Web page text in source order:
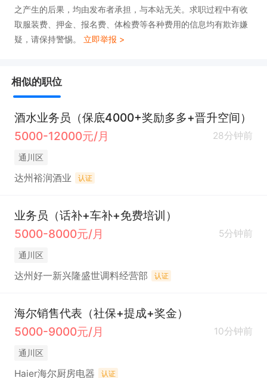
之产生的后果，均由发布者承担，与本站无关。求职过程中有收
取服装费、押金、报名费、体检费等各种费用的信息均有欺诈嫌
疑，请保持警惕。 立即举报 >
相似的职位
酒水业务员（保底4000+奖励多多+晋升空间）
5000-12000元/月
28分钟前
通川区
达州裕润酒业 认证
业务员（话补+车补+免费培训）
5000-8000元/月
5分钟前
通川区
达州好一新兴隆盛世调料经营部 认证
海尔销售代表（社保+提成+奖金）
5000-9000元/月
10分钟前
通川区
Haier海尔厨房电器 认证